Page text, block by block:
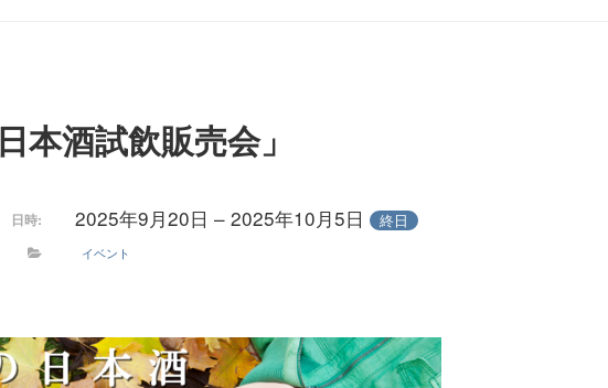
本酒試飲販売会」
日時: 2025年9月20日 – 2025年10月5日 終日
イベント